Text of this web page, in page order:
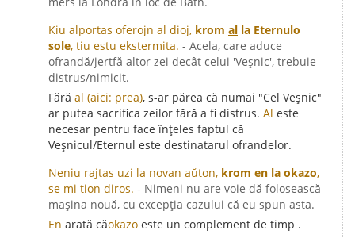
Kiu alportas oferojn al dioj, krom al la Eternulo
sole, tiu estu ekstermita. - Acela, care aduce
ofrandă/jertfă altor zei decât celui 'Veșnic', trebuie
distrus/nimicit.
Fără al (aici: prea), s-ar părea că numai "Cel Veșnic"
ar putea sacrifica zeilor fără a fi distrus. Al este
necesar pentru face înțeles faptul că
Veșnicul/Eternul este destinatarul ofrandelor.
Neniu rajtas uzi la novan aŭton, krom en la okazo,
se mi tion diros. - Nimeni nu are voie dă folosească
mașina nouă, cu excepția cazului că eu spun asta.
En arată căokazo este un complement de timp .